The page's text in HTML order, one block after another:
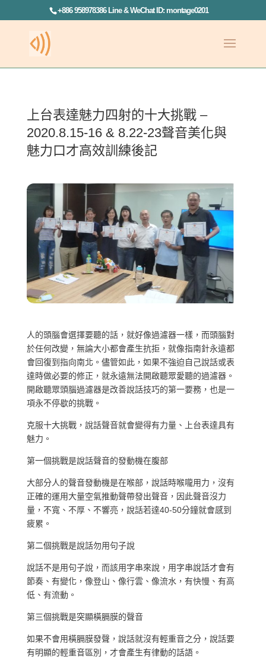
+886 958978386 Line & WeChat ID: montage0201
上台表達魅力四射的十大挑戰 –
2020.8.15-16 & 8.22-23聲音美化與
魅力口才高效訓練後記
人的頭腦會選擇要聽的話，就好像過濾器一樣，而頭腦對
於任何改變，無論大小都會產生抗拒，就像指南針永遠都
會回復到指向南北。儘管如此，如果不強迫自己說話或表
達時做必要的修正，就永遠無法開啟聽眾愛聽的過濾器。
開啟聽眾頭腦過濾器是改善說話技巧的第一要務，也是一
項永不停歇的挑戰。
克服十大挑戰，說話聲音就會變得有力量、上台表達具有
魅力。
第一個挑戰是說話聲音的發動機在腹部
大部分人的聲音發動機是在喉部，說話時喉嚨用力，沒有
正確的運用大量空氣推動聲帶發出聲音，因此聲音沒力
量，不寬、不厚、不響亮，說話若達40-50分鐘就會感到
疲累。
第二個挑戰是說話勿用句子說
說話不是用句子說，而該用字串來說，用字串說話才會有
節奏、有變化，像登山、像行雲、像流水，有快慢、有高
低、有流動。
第三個挑戰是突顯橫膈膜的聲音
如果不會用橫膈膜發聲，說話就沒有輕重音之分，說話要
有明顯的輕重音區別，才會產生有律動的話語。